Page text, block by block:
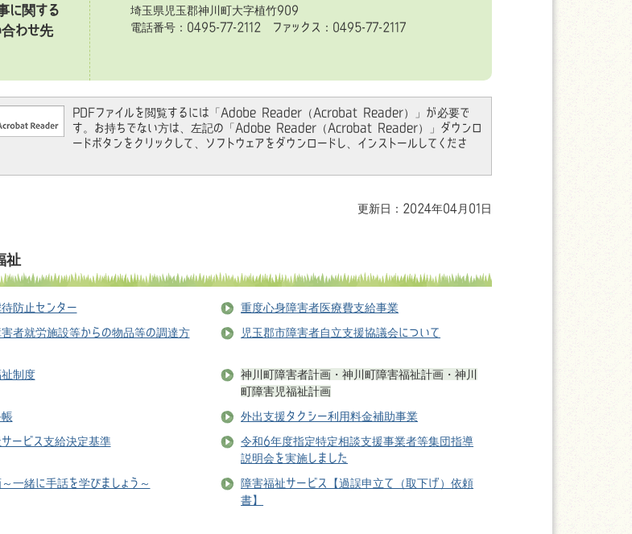
に関する
わせ先
埼玉県児玉郡神川町大字植竹909
電話番号：0495-77-2112 ファックス：0495-77-2117
PDFファイルを閲覧するには「Adobe Reader（Acrobat Reader）」が必要で
す。お持ちでない方は、左記の「Adobe Reader（Acrobat Reader）」ダウンロ
ードボタンをクリックして、ソフトウェアをダウンロードし、インストールしてくださ
更新日：2024年04月01日
祉
防止センター 重度心身障害者医療費支給事業
者就労施設等からの物品等の調達方
児玉郡市障害者自立支援協議会について
制度
神川町障害者計画・神川町障害福祉計画・神川
町障害児福祉計画
外出支援タクシー利用料金補助事業
ービス支給決定基準
令和6年度指定特定相談支援事業者等集団指導
説明会を実施しました
一緒に手話を学びましょう～
障害福祉サービス【過誤申立て（取下げ）依頼
書】